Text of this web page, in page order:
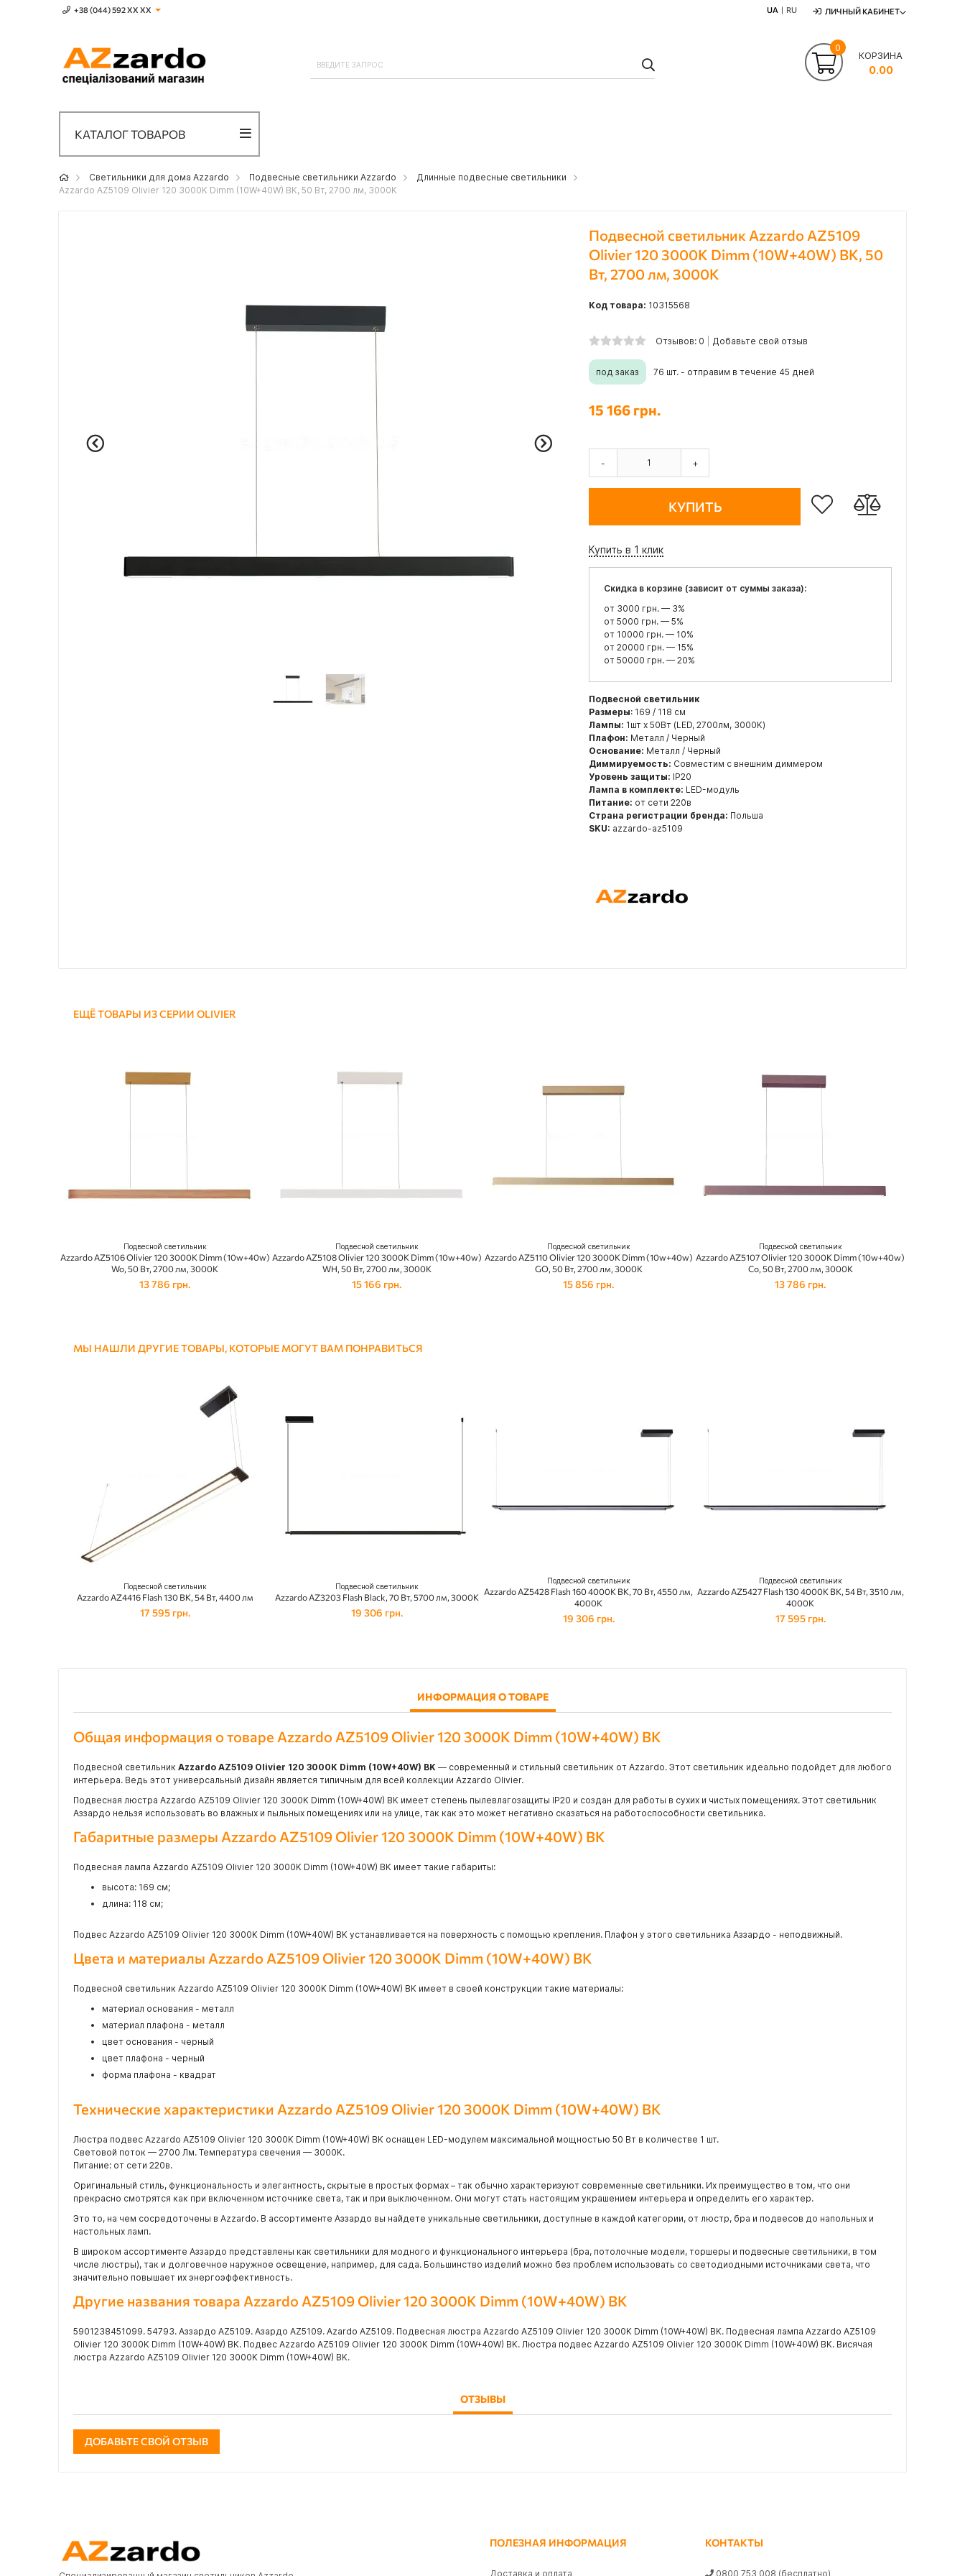
+38 (044) 592 XХ ХХ UA RU ЛИЧНЫЙ КАБИНЕТ
КОРЗИНА
0.00
0
КАТАЛОГ ТОВАРОВ
Светильники для дома Azzardo Подвесные светильники Azzardo
Длинные подвесные светильники
Azzardo AZ5109 Olivier 120 3000K Dimm (10W+40W) BK, 50 Вт, 2700 лм, 3000K
Подвесной светильник Azzardo AZ5109
Olivier 120 3000K Dimm (10W+40W) BK, 50
Вт, 2700 лм, 3000K
Код товара: 10315568
Отзывов: 0 Добавьте свой отзыв
под заказ 76 шт. - отправим в течение 45 дней
15 166 грн.
- +
КУПИТЬ
Купить в 1 клик
Скидка в корзине (зависит от суммы заказа):
от 3000 грн. — 3%
от 5000 грн. — 5%
от 10000 грн. — 10%
от 20000 грн. — 15%
от 50000 грн. — 20%
Подвесной светильник
Размеры: 169 / 118 см
Лампы: 1шт x 50Вт (LED, 2700лм, 3000K)
Плафон: Металл / Черный
Основание: Металл / Черный
Диммируемость: Совместим с внешним диммером
Уровень защиты: IP20
Лампа в комплекте: LED-модуль
Питание: от сети 220в
Страна регистрации бренда: Польша
SKU: azzardo-az5109
ЕЩЁ ТОВАРЫ ИЗ СЕРИИ OLIVIER
Подвесной светильник
Azzardo AZ5106 Olivier 120 3000K Dimm (10w+40w)
Wo, 50 Вт, 2700 лм, 3000K
13 786 грн.
Подвесной светильник
Azzardo AZ5108 Olivier 120 3000K Dimm (10w+40w)
WH, 50 Вт, 2700 лм, 3000K
15 166 грн.
Подвесной светильник
Azzardo AZ5110 Olivier 120 3000K Dimm (10w+40w)
GO, 50 Вт, 2700 лм, 3000K
15 856 грн.
Подвесной светильник
Azzardo AZ5107 Olivier 120 3000K Dimm (10w+40w)
Co, 50 Вт, 2700 лм, 3000K
13 786 грн.
МЫ НАШЛИ ДРУГИЕ ТОВАРЫ, КОТОРЫЕ МОГУТ ВАМ ПОНРАВИТЬСЯ
Подвесной светильник
Azzardo AZ4416 Flash 130 BK, 54 Вт, 4400 лм
17 595 грн.
Подвесной светильник
Azzardo AZ3203 Flash Black, 70 Вт, 5700 лм, 3000K
19 306 грн.
Подвесной светильник
Azzardo AZ5428 Flash 160 4000K BK, 70 Вт, 4550 лм,
4000K
19 306 грн.
Подвесной светильник
Azzardo AZ5427 Flash 130 4000K BK, 54 Вт, 3510 лм,
4000K
17 595 грн.
ИНФОРМАЦИЯ О ТОВАРЕ
Общая информация о товаре Azzardo AZ5109 Olivier 120 3000K Dimm (10W+40W) BK
Подвесной светильник Azzardo AZ5109 Olivier 120 3000K Dimm (10W+40W) BK — современный и стильный светильник от Azzardo. Этот светильник идеально подойдет для любого
интерьера. Ведь этот универсальный дизайн является типичным для всей коллекции Azzardo Olivier.
Подвесная люстра Azzardo AZ5109 Olivier 120 3000K Dimm (10W+40W) BK имеет степень пылевлагозащиты IP20 и создан для работы в сухих и чистых помещениях. Этот светильник
Аззардо нельзя использовать во влажных и пыльных помещениях или на улице, так как это может негативно сказаться на работоспособности светильника.
Габаритные размеры Azzardo AZ5109 Olivier 120 3000K Dimm (10W+40W) BK
Подвесная лампа Azzardo AZ5109 Olivier 120 3000K Dimm (10W+40W) BK имеет такие габариты:
высота: 169 см;
длина: 118 см;
Подвес Azzardo AZ5109 Olivier 120 3000K Dimm (10W+40W) BK устанавливается на поверхность с помощью крепления. Плафон у этого светильника Аззардо - неподвижный.
Цвета и материалы Azzardo AZ5109 Olivier 120 3000K Dimm (10W+40W) BK
Подвесной светильник Azzardo AZ5109 Olivier 120 3000K Dimm (10W+40W) BK имеет в своей конструкции такие материалы:
материал основания - металл
материал плафона - металл
цвет основания - черный
цвет плафона - черный
форма плафона - квадрат
Технические характеристики Azzardo AZ5109 Olivier 120 3000K Dimm (10W+40W) BK
Люстра подвес Azzardo AZ5109 Olivier 120 3000K Dimm (10W+40W) BK оснащен LED-модулем максимальной мощностью 50 Вт в количестве 1 шт.
Световой поток — 2700 Лм. Температура свечения — 3000K.
Питание: от сети 220в.
Оригинальный стиль, функциональность и элегантность, скрытые в простых формах – так обычно характеризуют современные светильники. Их преимущество в том, что они
прекрасно смотрятся как при включенном источнике света, так и при выключенном. Они могут стать настоящим украшением интерьера и определить его характер.
Это то, на чем сосредоточены в Azzardo. В ассортименте Аззардо вы найдете уникальные светильники, доступные в каждой категории, от люстр, бра и подвесов до напольных и
настольных ламп.
В широком ассортименте Аззардо представлены как светильники для модного и функционального интерьера (бра, потолочные модели, торшеры и подвесные светильники, в том
числе люстры), так и долговечное наружное освещение, например, для сада. Большинство изделий можно без проблем использовать со светодиодными источниками света, что
значительно повышает их энергоэффективность.
Другие названия товара Azzardo AZ5109 Olivier 120 3000K Dimm (10W+40W) BK
5901238451099. 54793. Аззардо AZ5109. Азардо AZ5109. Azardo AZ5109. Подвесная люстра Azzardo AZ5109 Olivier 120 3000K Dimm (10W+40W) BK. Подвесная лампа Azzardo AZ5109
Olivier 120 3000K Dimm (10W+40W) BK. Подвес Azzardo AZ5109 Olivier 120 3000K Dimm (10W+40W) BK. Люстра подвес Azzardo AZ5109 Olivier 120 3000K Dimm (10W+40W) BK. Висячая
люстра Azzardo AZ5109 Olivier 120 3000K Dimm (10W+40W) BK.
ОТЗЫВЫ
ДОБАВЬТЕ СВОЙ ОТЗЫВ
ПОЛЕЗНАЯ ИНФОРМАЦИЯ
Доставка и оплата
КОНТАКТЫ
0800 753 008 (бесплатно)